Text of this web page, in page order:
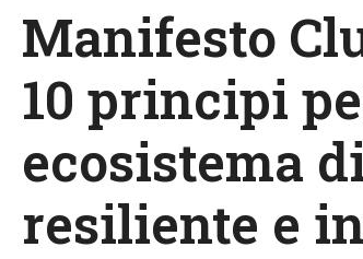
Manifesto
10 principi
ecosistema
resiliente e